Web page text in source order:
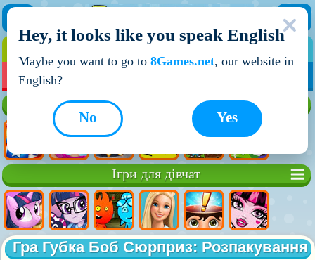
НОВІ ІГРИ
Ігри для дівчат
Гра Губка Боб Сюрприз: Розпакування
Hey, it looks like you speak English
Maybe you want to go to 8Games.net, our website in
English?
Yes
No